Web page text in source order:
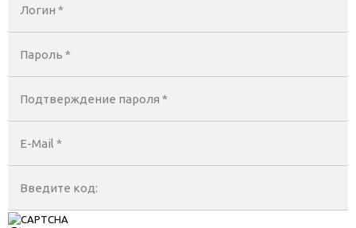
Логин *
Пароль *
Подтверждение пароля *
E-Mail *
Введите код: